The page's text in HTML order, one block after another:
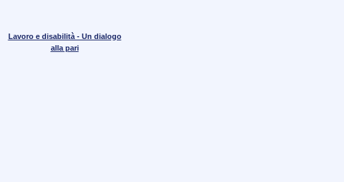
Lavoro e disabilità - Un dialogo
alla pari